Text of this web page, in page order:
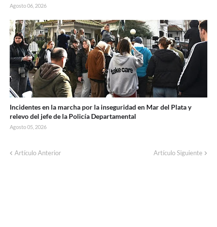
Agosto 06, 2026
Incidentes en la marcha por la inseguridad en Mar del Plata y
relevo del jefe de la Policía Departamental
Agosto 05, 2026
Artículo Anterior Artículo Siguiente
Corte de energía programado para este